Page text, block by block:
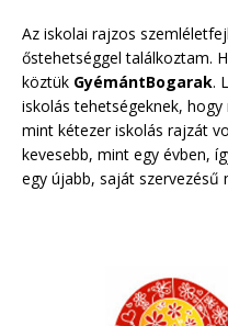
Az iskolai rajzos
őstehetséggel találkoztam.
köztük GyémántBogarak.
iskolás tehetségeknek,
mint kétezer iskolás rajzát
kevesebb, mint egy évben,
egy újabb, saját szervezésű